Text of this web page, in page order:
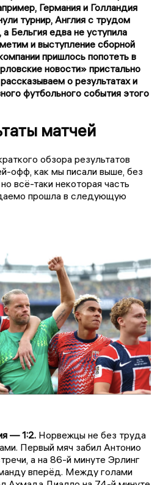
Германия и Голландия
турнир, Англия с трудом
Бельгия едва не уступила
и выступление сборной
пришлось попотеть в
новости» пристально
о результатах и
футбольного события этого
матчей
обзора результатов
офф, как мы писали выше, без
всё-таки некоторая часть
прошла в следующую
— 1:2. Норвежцы не без труда
Первый мяч забил Антонио
а на 86-й минуте Эрлинг
вперёд. Между голами